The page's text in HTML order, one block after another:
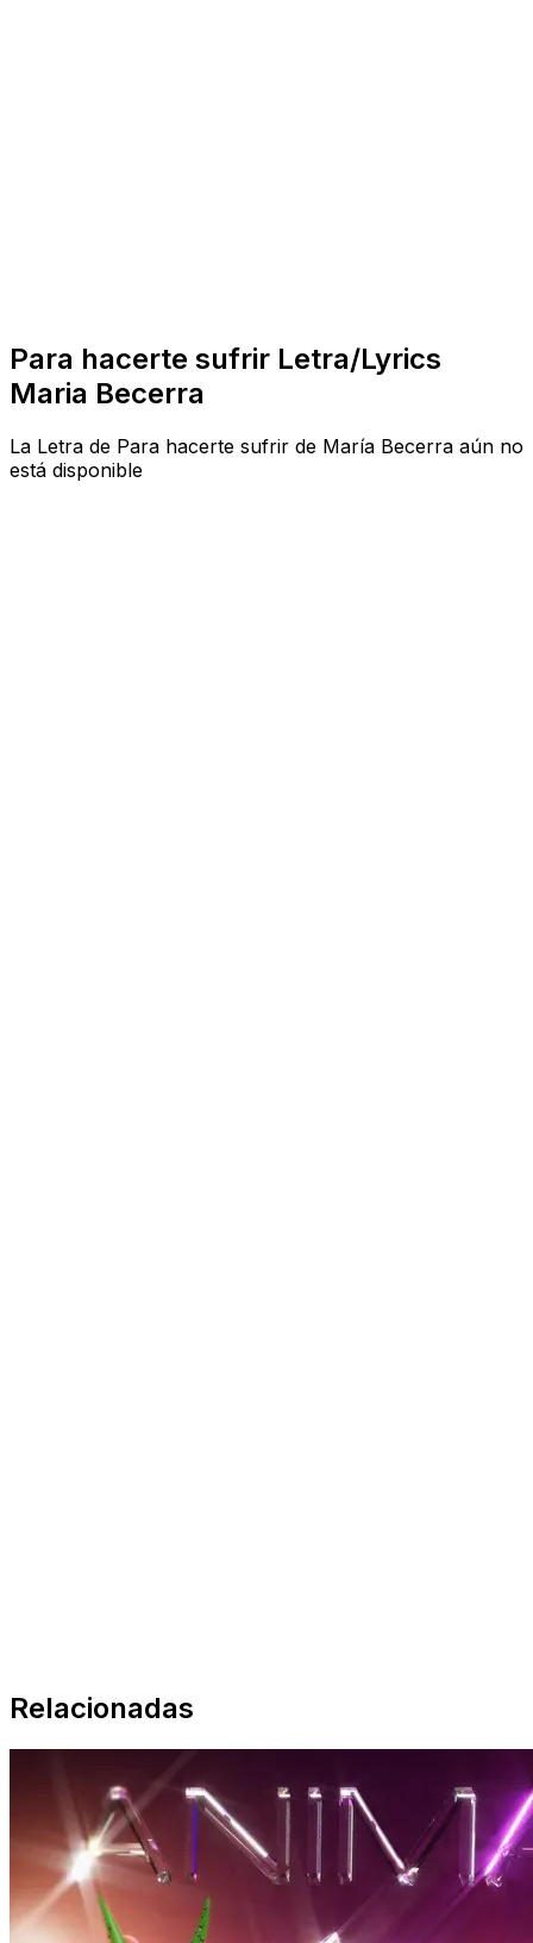
Para hacerte sufrir Letra/Lyrics
Maria Becerra
La Letra de Para hacerte sufrir de María Becerra aún no
está disponible
Relacionadas